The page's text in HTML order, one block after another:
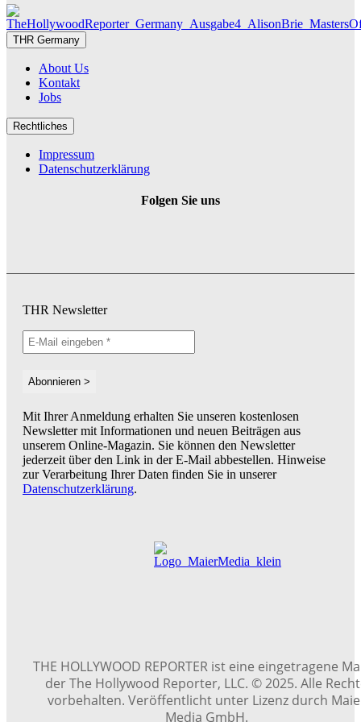
THR Germany
About Us
Kontakt
Jobs
Rechtliches
Impressum
Datenschutzerklärung
Folgen Sie uns
THR Newsletter
Mit Ihrer Anmeldung erhalten Sie unseren kostenlosen
Newsletter mit Informationen und neuen Beiträgen aus
unserem Online-Magazin. Sie können den Newsletter
jederzeit über den Link in der E-Mail abbestellen. Hinweise
zur Verarbeitung Ihrer Daten finden Sie in unserer
Datenschutzerklärung.
THE HOLLYWOOD REPORTER ist eine eingetragene
der The Hollywood Reporter, LLC. © 2025. Alle
vorbehalten. Veröffentlicht unter Lizenz durch
Media GmbH.